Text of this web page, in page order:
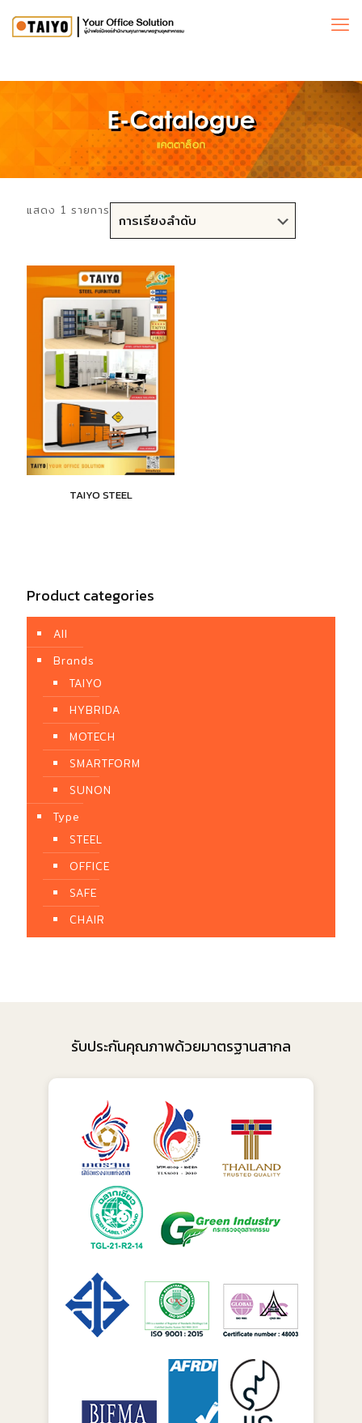
แสดง 1 รายการ
TAIYO STEEL
Product categories
All
Brands
TAIYO
HYBRIDA
MOTECH
SMARTFORM
SUNON
Type
STEEL
OFFICE
SAFE
CHAIR
รับประกันคุณภาพด้วยมาตรฐานสากล